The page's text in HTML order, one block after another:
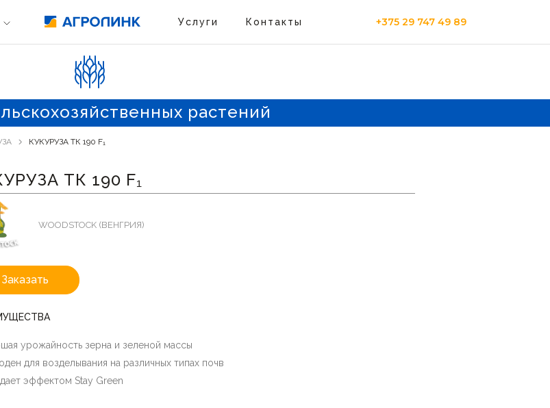
Услуги Контакты +375 29 747 49 89
растений
КУКУРУЗА ТК 190 F₁
ТК 190 F₁
WOODSTOCK (ВЕНГРИЯ)
Заказать
урожайность зерна и зеленой массы
для возделывания на различных типах почв
эффектом Stay Green